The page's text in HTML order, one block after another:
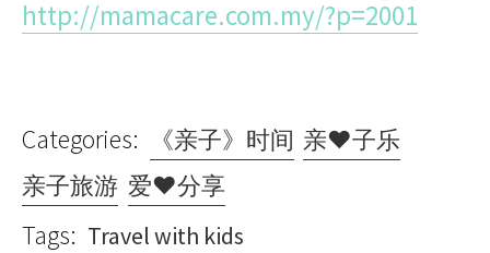
http://mamacare.com.my/?p=2001
Categories: 《亲子》时间 亲♥子乐
亲子旅游 爱♥分享
Tags: Travel with kids